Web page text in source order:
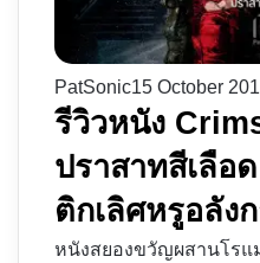
PatSonic15 October
รีวิวหนัง
ปราสาทสีเลือ
ติกเลิศหรูอลัง
หนังสยองขวัญผสานโรแ